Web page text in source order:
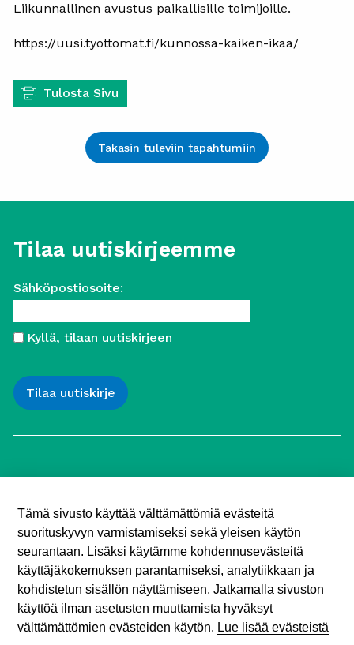
Liikunnallinen avustus paikallisille toimijoille.
https://uusi.tyottomat.fi/kunnossa-kaiken-ikaa/
Tulosta Sivu
Takasin tuleviin tapahtumiin
Tilaa uutiskirjeemme
Sähköpostiosoite:
Kyllä, tilaan uutiskirjeen
Työttömien Keskusjärjestö ry
00100 Helsinki
Puh. 040 547 7090
toimisto (@) tyottomat.fi
Y-tunnus: 1003909-9
Tämä sivusto käyttää välttämättömiä evästeitä
suorituskyvyn varmistamiseksi sekä yleisen käytön
seurantaan. Lisäksi käytämme kohdennusevästeitä
käyttäjäkokemuksen parantamiseksi, analytiikkaan ja
kohdistetun sisällön näyttämiseen. Jatkamalla sivuston
käyttöä ilman asetusten muuttamista hyväksyt
välttämättömien evästeiden käytön. Lue lisää evästeistä